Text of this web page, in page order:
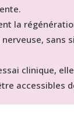
la
sans
clinique,
accessibles